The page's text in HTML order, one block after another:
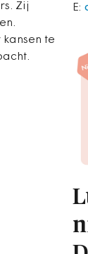
Zij
te
E: